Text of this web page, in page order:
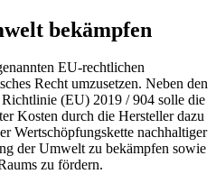
bekämpfen
EU-rechtlichen
Recht umzusetzen. Neben den
(EU) 2019 / 904 solle die
Kosten durch die Hersteller dazu
Wertschöpfungskette nachhaltiger
der Umwelt zu bekämpfen sowie
zu fördern.